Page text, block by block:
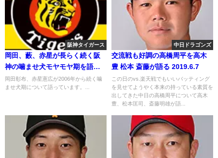
阪神タイガース
岡田、藪、赤星が長らく続く阪
神の噛ませ犬モヤモヤ期を語る
2018年12月26日
岡田彰布、赤星憲広が2006年から続く噛
ませ犬期について語っています。...
中日ドラゴンズ
交流戦も好調の高橋周平を高木
豊 松本 斎藤が語る 2019.6.7
この日のvs.楽天戦でもいいバッティング
を見せてようやく本来の持っている素質を
出してきた中日の高橋周平について高木
豊、松本匡司、斎藤明雄が語...